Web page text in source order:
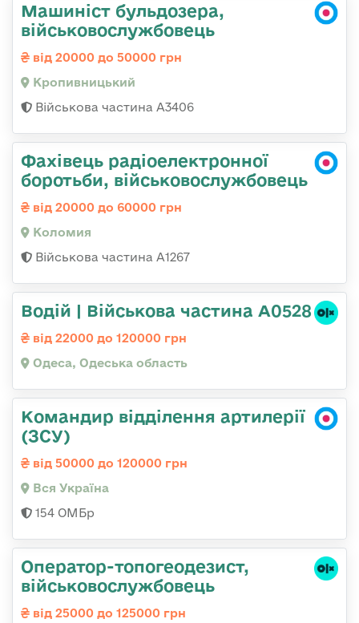
Машиніст бульдозера,
військовослужбовець
від 20000 до 50000 грн
Кропивницький
Військова частина А3406
Фахівець радіоелектронної
боротьби, військовослужбовець
від 20000 до 60000 грн
Коломия
Військова частина А1267
Водій | Військова частина А0528
від 22000 до 120000 грн
Одеса, Одеська область
Командир відділення артилерії
(ЗСУ)
від 50000 до 120000 грн
Вся Україна
154 ОМБр
Оператор-топогеодезист,
військовослужбовець
від 25000 до 125000 грн